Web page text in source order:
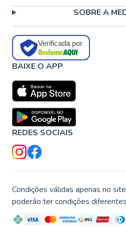
SOBRE A
Verificada por
BAIXE O APP
REDES SOCIAIS
Condições válidas apenas no
poderão ter condições